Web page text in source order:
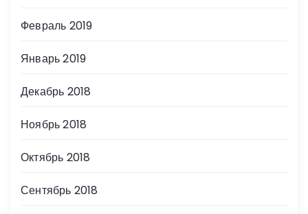
Февраль 2019
Январь 2019
Декабрь 2018
Ноябрь 2018
Октябрь 2018
Сентябрь 2018